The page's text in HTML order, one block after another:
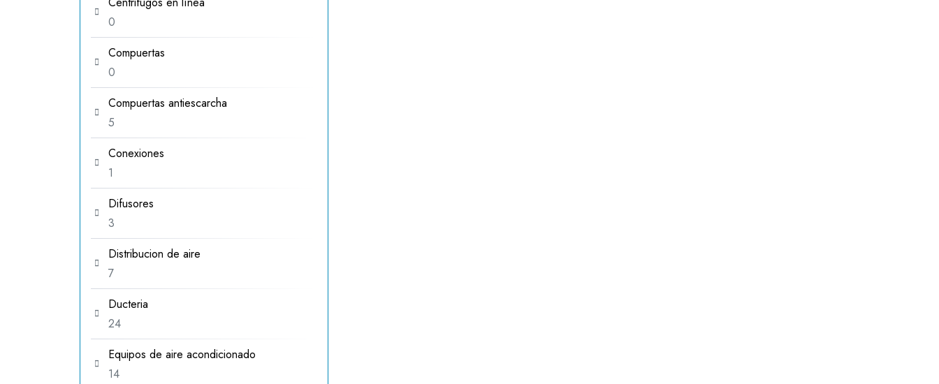
0
productos
Compuertas
0
productos
Compuertas antiescarcha
5
productos
Conexiones
1
producto
Difusores
3
productos
Distribucion de aire
77
productos
Ducteria
2424
productos
Equipos de aire acondicionado
1414